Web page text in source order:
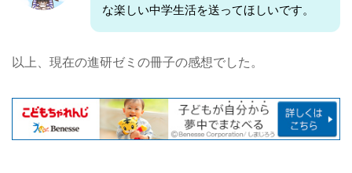
な楽しい中学生活を送ってほしいです。
以上、現在の進研ゼミの冊子の感想でした。